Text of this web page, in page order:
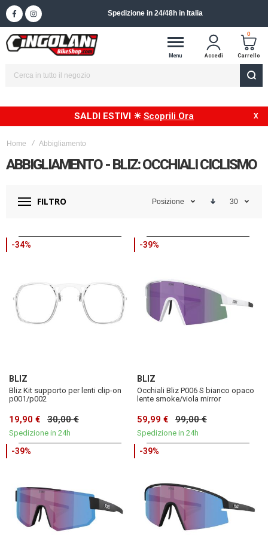
Spedizione in 24/48h in Italia
Menu Accedi
0
Carrello
SALDI ESTIVI ☀ Scoprili Ora
Home Abbigliamento
ABBIGLIAMENTO - BLIZ: OCCHIALI CICLISMO
FILTRO Posizione 30
-34%
BLIZ
Bliz Kit supporto per lenti clip-on
p001/p002
19,90 € 30,00 €
Spedizione in 24h
-39%
BLIZ
Occhiali Bliz P006 S bianco opaco
lente smoke/viola mirror
59,99 € 99,00 €
Spedizione in 24h
-39% -39%